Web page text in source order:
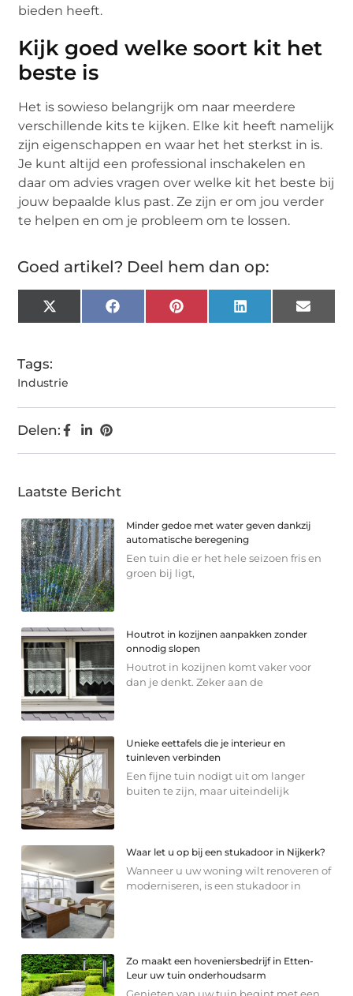
bieden heeft.
Kijk goed welke soort kit het
beste is
Het is sowieso belangrijk om naar meerdere
verschillende kits te kijken. Elke kit heeft namelijk
zijn eigenschappen en waar het het sterkst in is.
Je kunt altijd een professional inschakelen en
daar om advies vragen over welke kit het beste bij
jouw bepaalde klus past. Ze zijn er om jou verder
te helpen en om je probleem om te lossen.
Goed artikel? Deel hem dan op:
X
(Twitter)
FacebookPinterest LinkedIn Email
Tags:
Industrie
Delen:
Laatste Bericht
Minder gedoe met water geven dankzij
automatische beregening
Een tuin die er het hele seizoen fris en
groen bij ligt,
Houtrot in kozijnen aanpakken zonder
onnodig slopen
Houtrot in kozijnen komt vaker voor
dan je denkt. Zeker aan de
Unieke eettafels die je interieur en
tuinleven verbinden
Een fijne tuin nodigt uit om langer
buiten te zijn, maar uiteindelijk
Waar let u op bij een stukadoor in Nijkerk?
Wanneer u uw woning wilt renoveren of
moderniseren, is een stukadoor in
Zo maakt een hoveniersbedrijf in Etten-
Leur uw tuin onderhoudsarm
Genieten van uw tuin begint met een